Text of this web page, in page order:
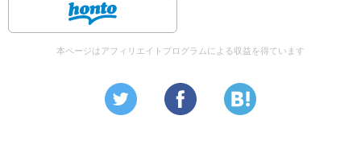
く、その一帯が広範囲に渡り人間の住めない死のエリアと
なることを意味した。カネを横取りされた上に、罪の無い
人々を道連れにしようとしているテロリストに激怒したマ
ゼル機関車のため、必ず燃料補給で停車する。狙うなら、
その時だった。かくて、米国ワシントンから北へ、国境を
本ページはアフィリエイトプログラムによる収益を得ています